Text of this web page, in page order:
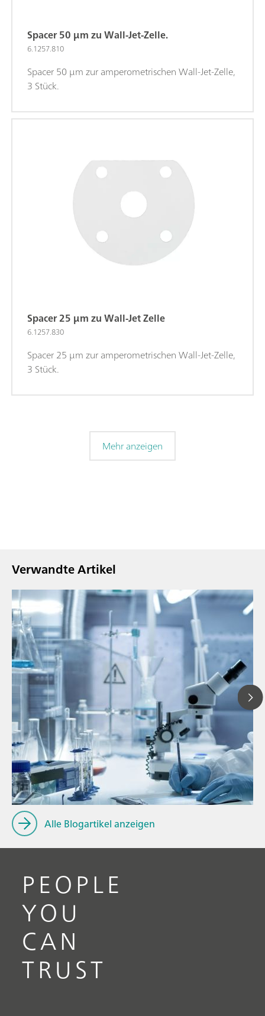
Spacer 50 µm zu Wall-Jet-Zelle.
6.1257.810
Spacer 50 µm zur amperometrischen Wall-Jet-Zelle,
3 Stück.
Spacer 25 µm zu Wall-Jet Zelle
6.1257.830
Spacer 25 µm zur amperometrischen Wall-Jet-Zelle,
3 Stück.
Mehr anzeigen
Verwandte Artikel
// Blogartikel
// Lebensmittel & Getränke
// Alkoholische Getränke (außer Wein)
Alle Blogartikel anzeigen
PEOPLE
YOU
CAN
TRUST